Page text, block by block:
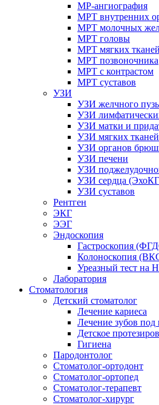
МР-ангиография
МРТ внутренних
МРТ молочных
МРТ головы
МРТ мягких тканей
МРТ позвоночника
МРТ с контрастом
МРТ суставов
УЗИ
УЗИ желчного
УЗИ
УЗИ матки и
УЗИ мягких
УЗИ органов
УЗИ печени
УЗИ
УЗИ сердца
УЗИ суставов
Рентген
ЭКГ
ЭЭГ
Эндоскопия
Гастроскопия
Колоноскопия
Уреазный тест на
Лаборатория
Стоматология
Детский стоматолог
Лечение кариеса
Лечение зубов под
Детское
Гигиена
Пародонтолог
Стоматолог-ортодонт
Стоматолог-ортопед
Стоматолог-терапевт
Стоматолог-хирург